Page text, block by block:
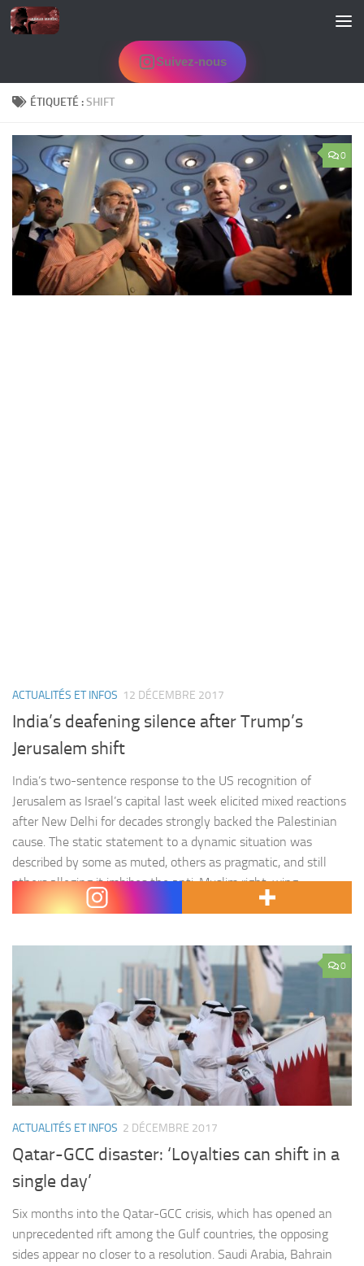
Skip to content
Suivez-nous
ÉTIQUETÉ :SHIFT
0
ACTUALITÉS ET INFOS 12 DÉCEMBRE 2017
India’s deafening silence after Trump’s
Jerusalem shift
India’s two-sentence response to the US recognition of
Jerusalem as Israel’s capital last week elicited mixed reactions
after New Delhi for decades strongly backed the Palestinian
cause. The static statement to a dynamic situation was
described by some as muted, others as pragmatic, and still
others alleging it imbibes the anti-Muslim right-wing
consensus of the…
0
ACTUALITÉS ET INFOS 2 DÉCEMBRE 2017
Qatar-GCC disaster: ‘Loyalties can shift in a
single day’
Six months into the Qatar-GCC crisis, which has opened an
unprecedented rift among the Gulf countries, the opposing
sides appear no closer to a resolution. Saudi Arabia, Bahrain